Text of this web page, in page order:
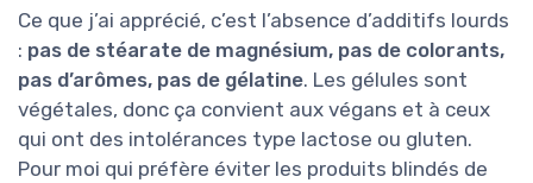
Ce que j’ai apprécié, c’est l’absence d’additifs lourds
: pas de stéarate de magnésium, pas de colorants,
pas d’arômes, pas de gélatine. Les gélules sont
végétales, donc ça convient aux végans et à ceux
qui ont des intolérances type lactose ou gluten.
Pour moi qui préfère éviter les produits blindés de